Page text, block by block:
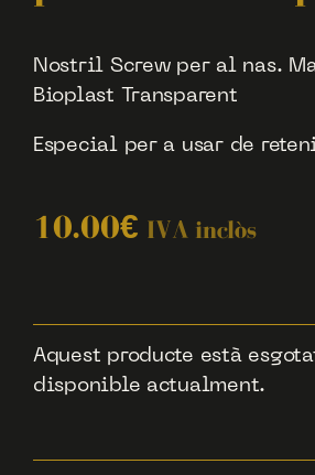
Nostril Screw per al nas.
Bioplast Transparent
Especial per a usar de
10.00€ IVA inclòs
Aquest producte està
disponible actualment.